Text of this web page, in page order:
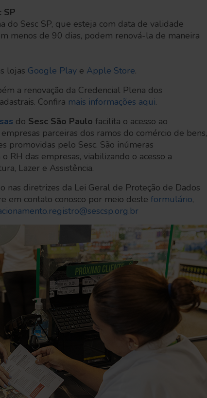
SP
Sesc SP, que esteja com data de validade
menos de 90 dias, podem renová-la de maneira
lojas Google Play e Apple Store.
a renovação da Credencial Plena dos
Confira mais informações aqui.
do Sesc São Paulo facilita o acesso ao
parceiras dos ramos do comércio de bens,
promovidas pelo Sesc. São inúmeras
RH das empresas, viabilizando o acesso a
Lazer e Assistência.
nas diretrizes da Lei Geral de Proteção de Dados
em contato conosco por meio deste formulário,